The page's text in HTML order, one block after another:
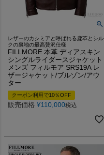
レザーのカシミアと呼ばれる鹿革とシル
クの裏地の最高贅沢仕様
FILLMORE 本革 ディアスキン
シングルライダースジャケット
メンズ フィルモア SRS19A レ
ザージャケット/ブルゾン/アウ
ター
クーポン利用で10％OFF
販売価格 ¥110,000税込